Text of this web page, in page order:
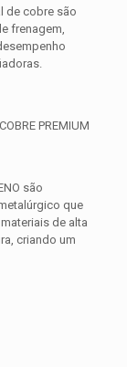
de cobre são
frenagem,
PREMIUM
são
que
de alta
criando um